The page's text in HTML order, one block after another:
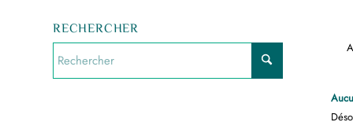
RECHERCHER